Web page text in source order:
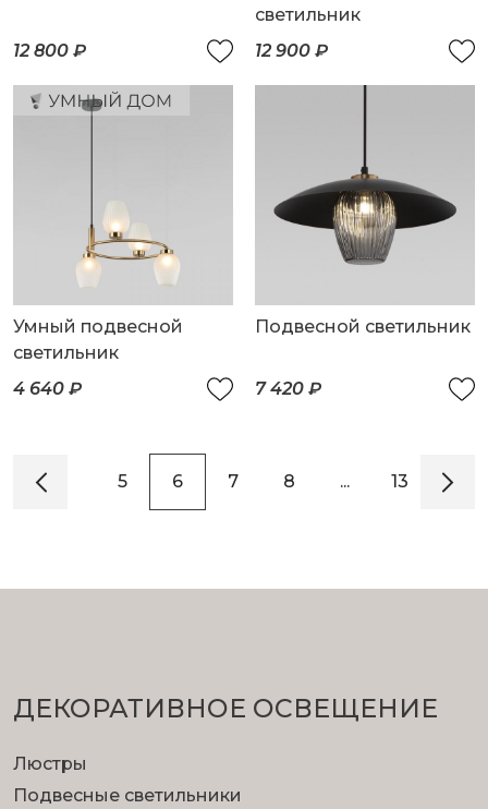
12 800 ₽
светильник
12 900 ₽
Умный подвесной
светильник
4 640 ₽
Подвесной светильник
7 420 ₽
5 6 7 8 ... 13
ДЕКОРАТИВНОЕ ОСВЕЩЕНИЕ
Люстры
Подвесные светильники